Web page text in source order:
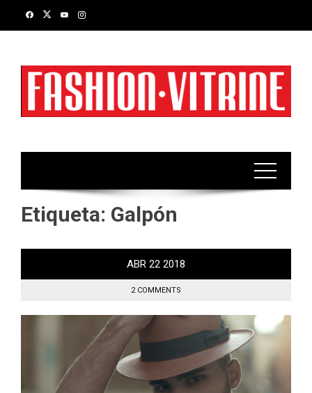
Etiqueta: Galpón
ABR 22 2018
2 COMMENTS